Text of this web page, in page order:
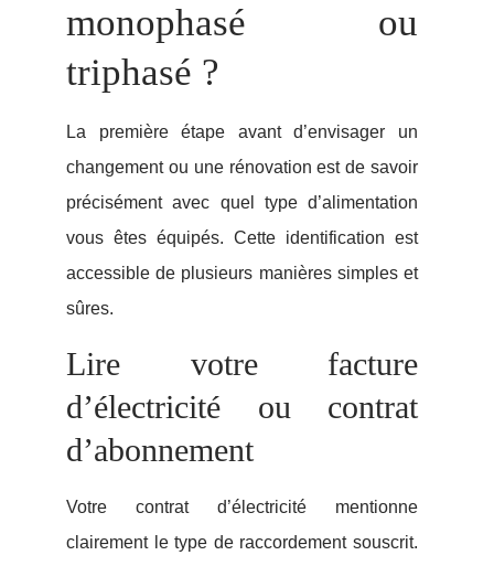
monophasé ou
triphasé ?
La première étape avant d’envisager un
changement ou une rénovation est de savoir
précisément avec quel type d’alimentation
vous êtes équipés. Cette identification est
accessible de plusieurs manières simples et
sûres.
Lire votre facture
d’électricité ou contrat
d’abonnement
Votre contrat d’électricité mentionne
clairement le type de raccordement souscrit.